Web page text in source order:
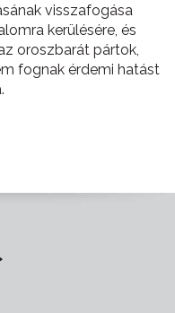
visszafogása
kerülésére, és
oroszbarát pártok,
fognak érdemi hatást